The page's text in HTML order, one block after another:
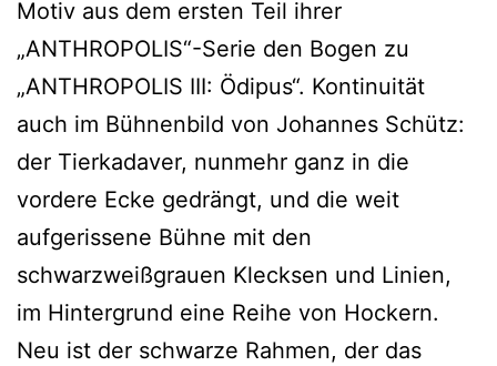
Motiv aus dem ersten Teil ihrer
„ANTHROPOLIS“-Serie den Bogen zu
„ANTHROPOLIS III: Ödipus“. Kontinuität
auch im Bühnenbild von Johannes Schütz:
der Tierkadaver, nunmehr ganz in die
vordere Ecke gedrängt, und die weit
aufgerissene Bühne mit den
schwarzweißgrauen Klecksen und Linien,
im Hintergrund eine Reihe von Hockern.
Neu ist der schwarze Rahmen, der das